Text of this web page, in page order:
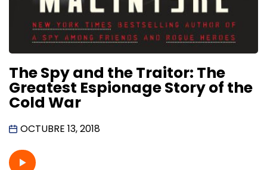
The Spy and the Traitor: The
Greatest Espionage Story of the
Cold War
OCTUBRE 13, 2018